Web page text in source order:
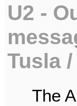
U2 -
Tusla
The